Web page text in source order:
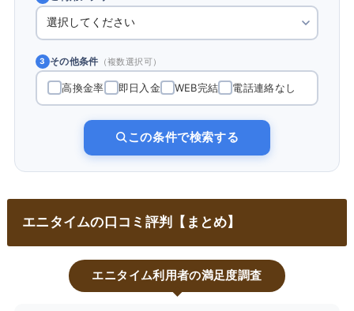
3 その他条件 （複数選択可）
高換金率 即日入金 WEB完結 電話連絡なし
この条件で検索する
エニタイムの口コミ評判【まとめ】
エニタイム利用者の満足度調査